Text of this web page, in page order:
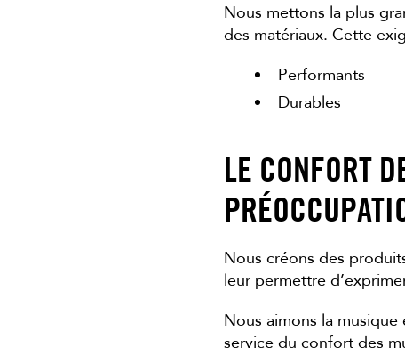
Nous mettons la plus
des matériaux. Cette
Performants
Durables
LE CONFORT
Nous créons des
leur permettre
Nous aimons la
service du confort des